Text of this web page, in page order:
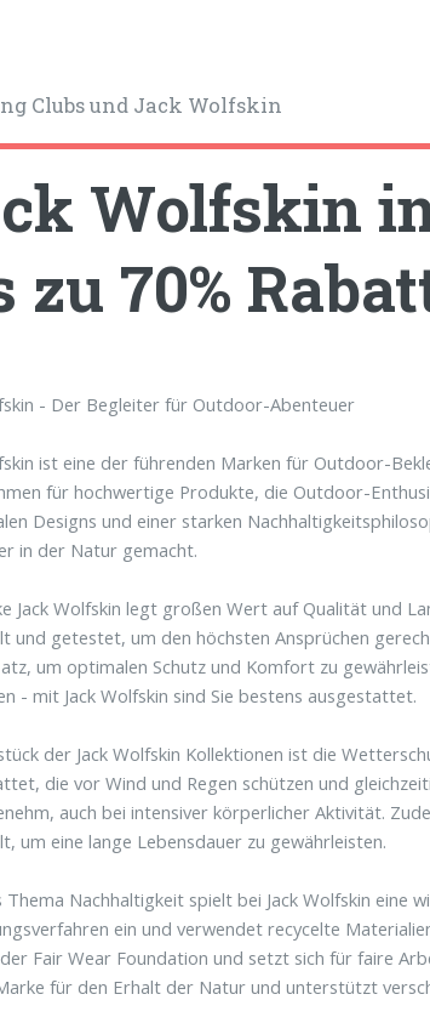
Clubs und Jack Wolfskin
Wolfskin
zu 70%
- Der Begleiter für Outdoor-Abenteuer
ist eine der führenden Marken für Outdoor-
für hochwertige Produkte, die Outdoor-
Designs und einer starken
in der Natur gemacht.
Jack Wolfskin legt großen Wert auf Qualität und
und getestet, um den höchsten Ansprüchen
um optimalen Schutz und Komfort zu
- mit Jack Wolfskin sind Sie bestens ausgestattet.
der Jack Wolfskin Kollektionen ist die
die vor Wind und Regen schützen und
auch bei intensiver körperlicher Aktivität.
um eine lange Lebensdauer zu gewährleisten.
Thema Nachhaltigkeit spielt bei Jack Wolfskin eine
ein und verwendet recycelte
Fair Wear Foundation und setzt sich für faire
für den Erhalt der Natur und unterstützt